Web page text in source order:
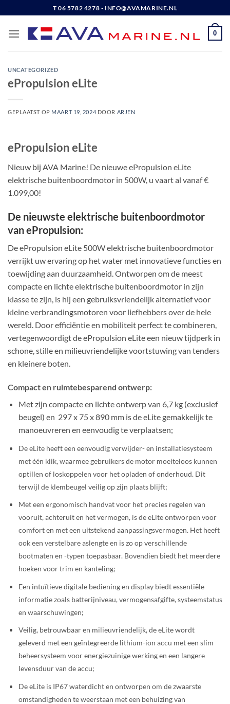
naar
inhoud
T 06 5782 4278 - INFO@AVAMARINE.NL
0
UNCATEGORIZED
ePropulsion eLite
GEPLAATST OP MAART 19, 2024 DOOR ARJEN
ePropulsion eLite
Nieuw bij AVA Marine! De nieuwe ePropulsion eLite
elektrische buitenboordmotor in 500W, u vaart al vanaf €
1.099,00!
De nieuwste elektrische buitenboordmotor
van ePropulsion:
De ePropulsion eLite 500W elektrische buitenboordmotor
verrijkt uw ervaring op het water met innovatieve functies en
toewijding aan duurzaamheid. Ontworpen om de meest
compacte en lichte elektrische buitenboordmotor in zijn
klasse te zijn, is hij een gebruiksvriendelijk alternatief voor
kleine verbrandingsmotoren voor liefhebbers over de hele
wereld. Door efficiëntie en mobiliteit perfect te combineren,
vertegenwoordigt de ePropulsion eLite een nieuw tijdperk in
schone, stille en milieuvriendelijke voortstuwing van tenders
en kleinere boten.
Compact en ruimtebesparend ontwerp:
Met zijn compacte en lichte ontwerp van 6,7 kg (exclusief
beugel) en 297 x 75 x 890 mm is de eLite gemakkelijk te
manoeuvreren en eenvoudig te verplaatsen;
De eLite heeft een eenvoudig verwijder- en installatiesysteem
met één klik, waarmee gebruikers de motor moeiteloos kunnen
optillen of loskoppelen voor het opladen of onderhoud. Dit
terwijl de klembeugel veilig op zijn plaats blijft;
Met een ergonomisch handvat voor het precies regelen van
vooruit, achteruit en het vermogen, is de eLite ontworpen voor
comfort en met een uitstekend aanpassingsvermogen. Het heeft
ook een verstelbare aslengte en is zo op verschillende
bootmaten en -typen toepasbaar. Bovendien biedt het meerdere
hoeken voor trim en kanteling;
Een intuïtieve digitale bediening en display biedt essentiële
informatie zoals batterijniveau, vermogensafgifte, systeemstatus
en waarschuwingen;
Veilig, betrouwbaar en milieuvriendelijk, de eLite wordt
geleverd met een geïntegreerde lithium-ion accu met een slim
beheersysteem voor energiezuinige werking en een langere
levensduur van de accu;
De eLite is IP67 waterdicht en ontworpen om de zwaarste
omstandigheden te weerstaan met een behuizing van